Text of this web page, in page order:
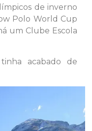
de inverno
Polo World Cup
um Clube Escola
acabado de